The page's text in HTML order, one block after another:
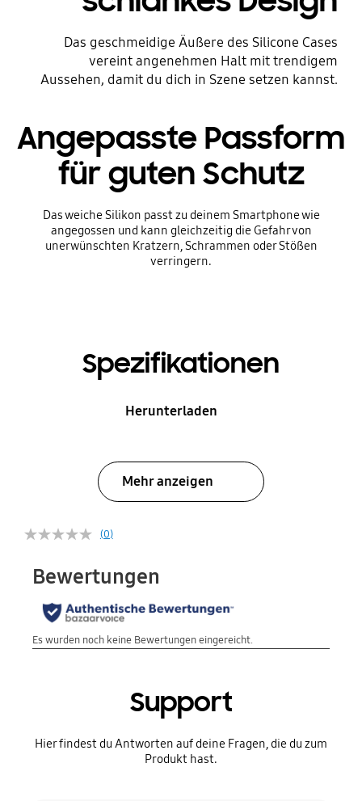
Das geschmeidige Äußere des Silicone Cases
vereint angenehmen Halt mit trendigem
Aussehen, damit du dich in Szene setzen kannst.
Angepasste Passform
für guten Schutz
Das weiche Silikon passt zu deinem Smartphone wie
angegossen und kann gleichzeitig die Gefahr von
unerwünschten Kratzern, Schrammen oder Stößen
verringern.
Spezifikationen
Herunterladen
Mehr anzeigen
(0)
Support
Hier findest du Antworten auf deine Fragen, die du zum
Produkt hast.